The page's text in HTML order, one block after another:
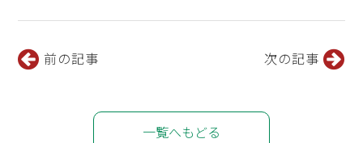
前の記事 次の記事
一覧へもどる